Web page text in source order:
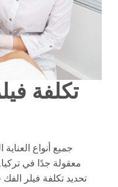
تكلفة
جميع أنواع
معقولة جدًا في
تحديد تكلفة فيلر